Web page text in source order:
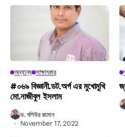
অন্যান্য সাক্ষাৎকার
#০৬৯ বিজ্ঞানী.ডট.অর্গ এর মুখোমুখি
মো.নাজীবুল ইসলাম
ড. মশিউর রহমান
November 17, 2022